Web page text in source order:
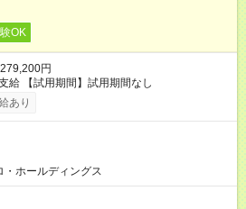
OK
円
残業代1分単位で支給 【試用期間】試用期間なし
あり
・ホールディングス